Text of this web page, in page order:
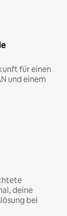
für einen
und einem
deine
bei